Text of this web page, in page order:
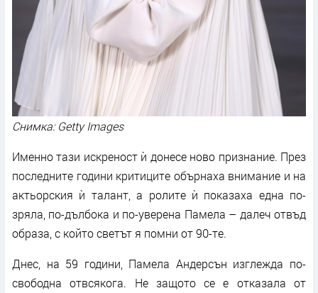
Снимка: Getty Images
Именно тази искреност ѝ донесе ново признание. През
последните години критиците обърнаха внимание и на
актьорския ѝ талант, а ролите ѝ показаха една по-
зряла, по-дълбока и по-уверена Памела – далеч отвъд
образа, с който светът я помни от 90-те.
Днес, на 59 години, Памела Андерсън изглежда по-
свободна отвсякога. Не защото се е отказала от